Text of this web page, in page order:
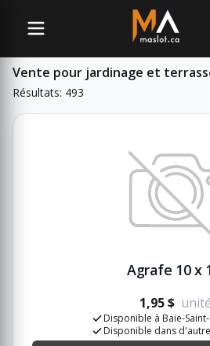
Sous-catégories
Vente pour jardinage et
Résultats: 493
Agrafe 10 x
1,95 $ unité
Disponible à Baie-
Disponible dans